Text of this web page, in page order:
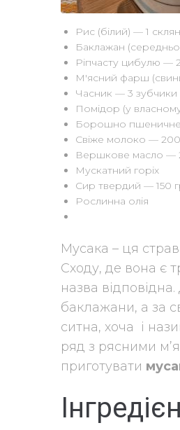
Рис (білий) — 1
Баклажан
Ріпчасту цибулю —
М'ясний фарш
Часник — 3 зубчики
Помідор (у
Борошно пшеничне
Свіже молоко —
Вершкове масло —
Мускатний горіх
Сир твердий — 150
Рослинна олія
Мусака – ця
Сходу, де вона є
назва
баклажани, а за
ситна, хоча і
ряд з рясними
приготувати